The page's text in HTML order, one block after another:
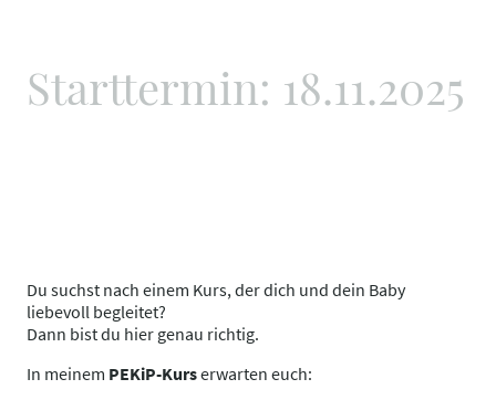
Starttermin: 18.11.2025
Du suchst nach einem Kurs, der dich und dein Baby
liebevoll begleitet?
Dann bist du hier genau richtig.
In meinem PEKiP-Kurserwarten euch: